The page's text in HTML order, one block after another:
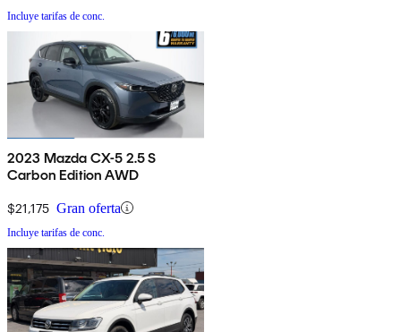
Incluye tarifas de conc.
2023 Mazda CX-5 2.5 S
Carbon Edition AWD
$21,175 Gran oferta
Incluye tarifas de conc.